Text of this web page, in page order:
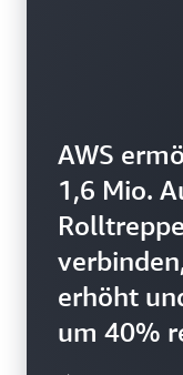
AWS
1,6 Mio.
erhöht
um 40%